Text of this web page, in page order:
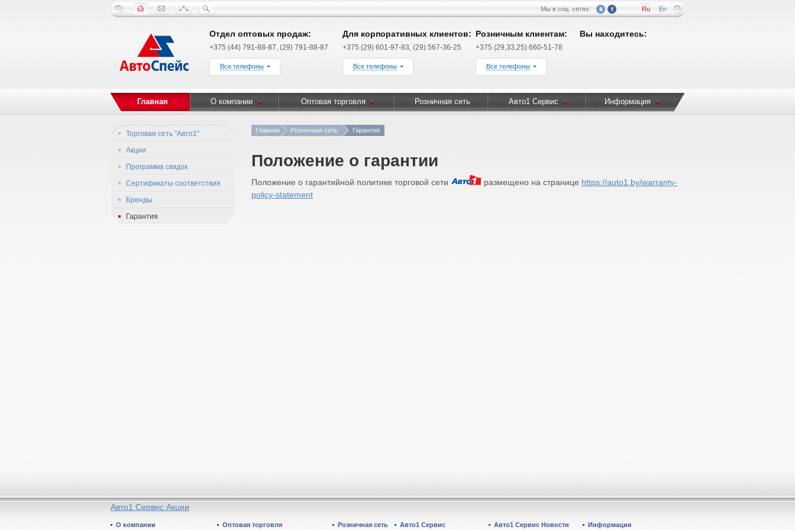
Мы в соц. сетях: Ru En
Отдел оптовых продаж:
+375 (44) 791-88-87, (29) 791-88-87
Все телефоны
Для корпоративных клиентов:
+375 (29) 601-97-83, (29) 567-36-25
Все телефоны
Розничным клиентам:
+375 (29,33,25) 660-51-78
Все телефоны
Вы находитесь:
Главная О компании Оптовая торговля Розничная сеть Авто1 Сервис Информация
Торговая сеть "Авто1"
Акции
Программа скидок
Сертификаты соответствия
Бренды
Гарантия
Главная Розничная сеть Гарантия
Положение о гарантии
Положение о гарантийной политике торговой сети размещено на страницеhttps://auto1.by/warranty-
policy-statement
Авто1 Сервис Акции
О компании Оптовая торговля Розничная сеть Авто1 Сервис Авто1 Сервис Новости Информация